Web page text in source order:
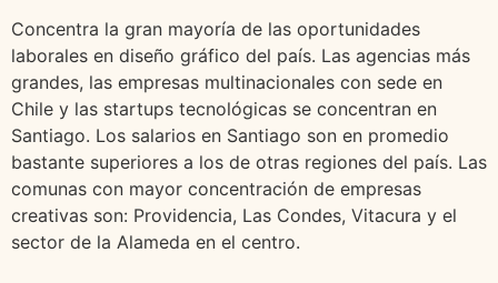
Concentra la gran mayoría de las oportunidades
laborales en diseño gráfico del país. Las agencias más
grandes, las empresas multinacionales con sede en
Chile y las startups tecnológicas se concentran en
Santiago. Los salarios en Santiago son en promedio
bastante superiores a los de otras regiones del país. Las
comunas con mayor concentración de empresas
creativas son: Providencia, Las Condes, Vitacura y el
sector de la Alameda en el centro.